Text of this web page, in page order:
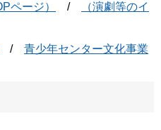
ページ） /
（演劇等のイ
/ 青少年センター文化事業